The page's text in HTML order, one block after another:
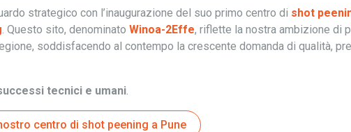
strategico con l’inaugurazione del suo primo centro di shot
. Questo sito, denominato Winoa-2Effe, riflette la nostra ambizione di
soddisfacendo al contempo la crescente domanda di qualità,
tecnici e umani.
centro di shot peening a Pune